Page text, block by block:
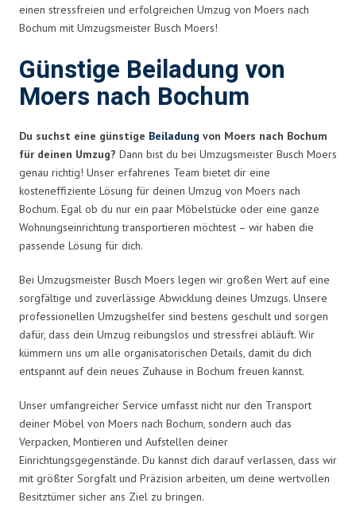
einen stressfreien und erfolgreichen Umzug von Moers nach
Bochum mit Umzugsmeister Busch Moers!
Günstige Beiladung von
Moers nach Bochum
Du suchst eine günstige Beiladung von Moers nach Bochum
für deinen Umzug? Dann bist du bei Umzugsmeister Busch Moers
genau richtig! Unser erfahrenes Team bietet dir eine
kosteneffiziente Lösung für deinen Umzug von Moers nach
Bochum. Egal ob du nur ein paar Möbelstücke oder eine ganze
Wohnungseinrichtung transportieren möchtest – wir haben die
passende Lösung für dich.
Bei Umzugsmeister Busch Moers legen wir großen Wert auf eine
sorgfältige und zuverlässige Abwicklung deines Umzugs. Unsere
professionellen Umzugshelfer sind bestens geschult und sorgen
dafür, dass dein Umzug reibungslos und stressfrei abläuft. Wir
kümmern uns um alle organisatorischen Details, damit du dich
entspannt auf dein neues Zuhause in Bochum freuen kannst.
Unser umfangreicher Service umfasst nicht nur den Transport
deiner Möbel von Moers nach Bochum, sondern auch das
Verpacken, Montieren und Aufstellen deiner
Einrichtungsgegenstände. Du kannst dich darauf verlassen, dass wir
mit größter Sorgfalt und Präzision arbeiten, um deine wertvollen
Besitztümer sicher ans Ziel zu bringen.